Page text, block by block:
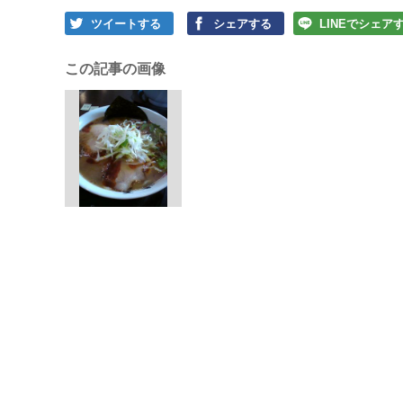
ツイートする シェアする LINEでシェア
この記事の画像